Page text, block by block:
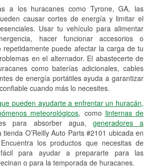
a los huracanes como Tyrone, GA, las
causar cortes de energía y limitar el
Usar tu vehículo para alimentar
hacer funcionar accesorios o
repetidamente puede afectar la carga de tu
en el alternador. El abastecerte de
como baterías adicionales, cables
de energía portátiles ayuda a garantizar
cuando más lo necesites.
pueden ayudarte a enfrentar un huracán,
meteorológicos, como linternas de
para absorber agua, generadores a
O’Reilly Auto Parts #2101 ubicada en
los productos que necesitas de
para ayudar a prepararte para las
o para la temporada de huracanes.
Supplies